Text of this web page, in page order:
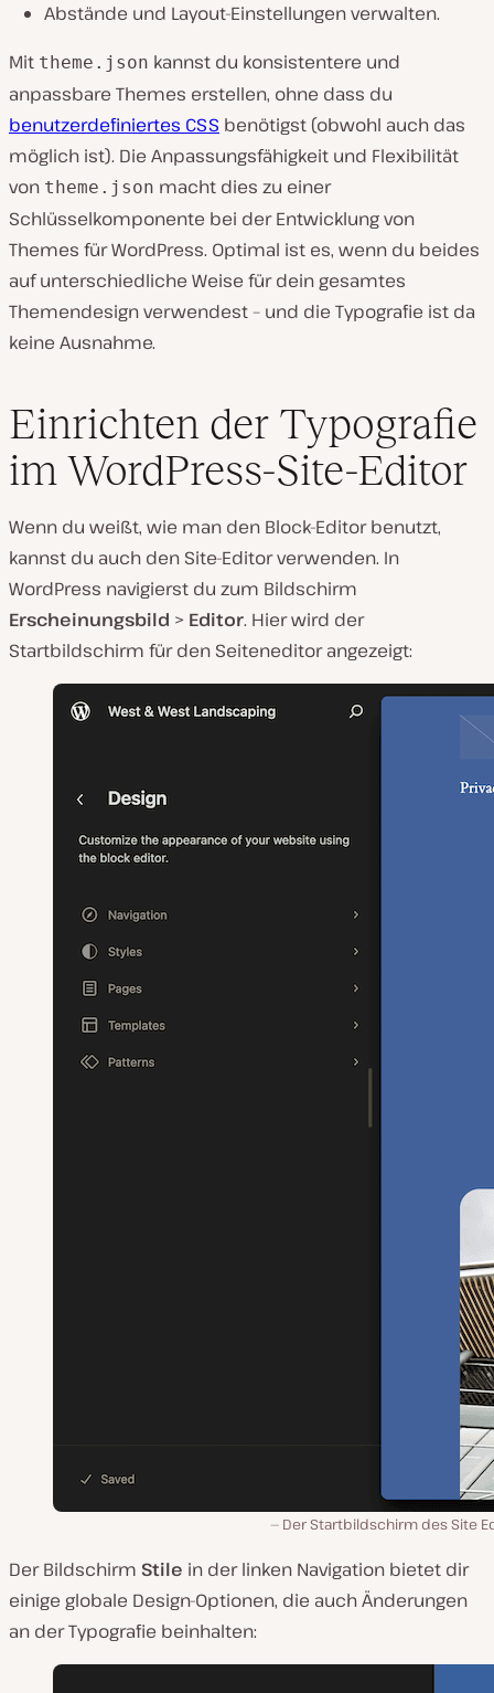
Abstände und Layout-Einstellungen verwalten.
Mit theme.json kannst du konsistentere und
anpassbare Themes erstellen, ohne dass du
benutzerdefiniertes CSS benötigst (obwohl auch das
möglich ist). Die Anpassungsfähigkeit und Flexibilität
von theme.json macht dies zu einer
Schlüsselkomponente bei der Entwicklung von
Themes für WordPress. Optimal ist es, wenn du beides
auf unterschiedliche Weise für dein gesamtes
Themendesign verwendest – und die Typografie ist da
keine Ausnahme.
Einrichten der Typografie
im WordPress-Site-Editor
Wenn du weißt, wie man den Block-Editor benutzt,
kannst du auch den Site-Editor verwenden. In
WordPress navigierst du zum Bildschirm
Erscheinungsbild > Editor. Hier wird der
Startbildschirm für den Seiteneditor angezeigt:
Der Startbildschirm des Site
Der Bildschirm Stile in der linken Navigation bietet dir
einige globale Design-Optionen, die auch Änderungen
an der Typografie beinhalten: